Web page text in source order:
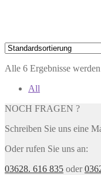
Alle 6 Ergebnisse
All
NOCH FRAGEN ?
Schreiben Sie uns eine
Oder rufen Sie uns an:
03628. 616 835 oder